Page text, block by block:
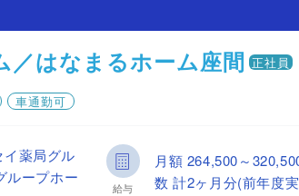
／はなまるホーム座間 正社員
車通勤可
薬局グル
ループホー
給与
月額 264,500～
数 計2ヶ月分(前年度